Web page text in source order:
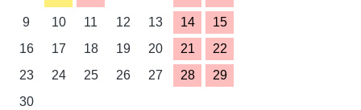
9
10 11 12 13 14
15
16
17 18 19 20 21
22
23
24 25 26 27 28
29
30